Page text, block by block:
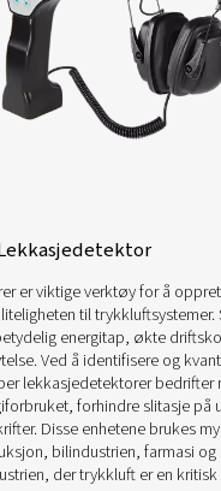
er viktige
luftstrømmen i
og farmasi, der
samsvar med